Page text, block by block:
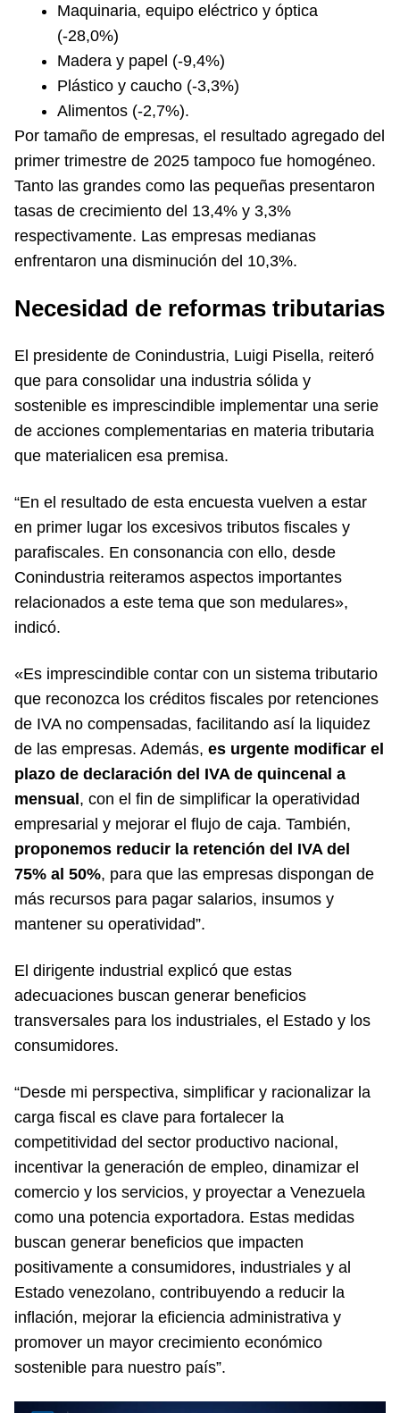
Maquinaria, equipo eléctrico y óptica
(-28,0%)
Madera y papel (-9,4%)
Plástico y caucho (-3,3%)
Alimentos (-2,7%).
Por tamaño de empresas, el resultado agregado del
primer trimestre de 2025 tampoco fue homogéneo.
Tanto las grandes como las pequeñas presentaron
tasas de crecimiento del 13,4% y 3,3%
respectivamente. Las empresas medianas
enfrentaron una disminución del 10,3%.
Necesidad de reformas tributarias
El presidente de Conindustria, Luigi Pisella, reiteró
que para consolidar una industria sólida y
sostenible es imprescindible implementar una serie
de acciones complementarias en materia tributaria
que materialicen esa premisa.
“En el resultado de esta encuesta vuelven a estar
en primer lugar los excesivos tributos fiscales y
parafiscales. En consonancia con ello, desde
Conindustria reiteramos aspectos importantes
relacionados a este tema que son medulares»,
indicó.
«Es imprescindible contar con un sistema tributario
que reconozca los créditos fiscales por retenciones
de IVA no compensadas, facilitando así la liquidez
de las empresas. Además, es urgente modificar el
plazo de declaración del IVA de quincenal a
mensual , con el fin de simplificar la operatividad
empresarial y mejorar el flujo de caja. También,
proponemos reducir la retención del IVA del
75% al 50%, para que las empresas dispongan de
más recursos para pagar salarios, insumos y
mantener su operatividad”.
El dirigente industrial explicó que estas
adecuaciones buscan generar beneficios
transversales para los industriales, el Estado y los
consumidores.
“Desde mi perspectiva, simplificar y racionalizar la
carga fiscal es clave para fortalecer la
competitividad del sector productivo nacional,
incentivar la generación de empleo, dinamizar el
comercio y los servicios, y proyectar a Venezuela
como una potencia exportadora. Estas medidas
buscan generar beneficios que impacten
positivamente a consumidores, industriales y al
Estado venezolano, contribuyendo a reducir la
inflación, mejorar la eficiencia administrativa y
promover un mayor crecimiento económico
sostenible para nuestro país”.